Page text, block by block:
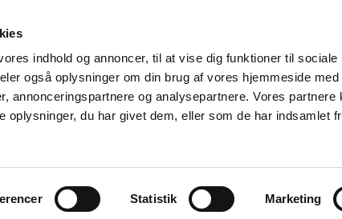
indhold og annoncer, til at vise dig funktioner til sociale
også oplysninger om din brug af vores hjemmeside med
annonceringspartnere og analysepartnere. Vores partnere
oplysninger, du har givet dem, eller som de har indsamlet
Statistik Marketing
My little Christmastree® Om